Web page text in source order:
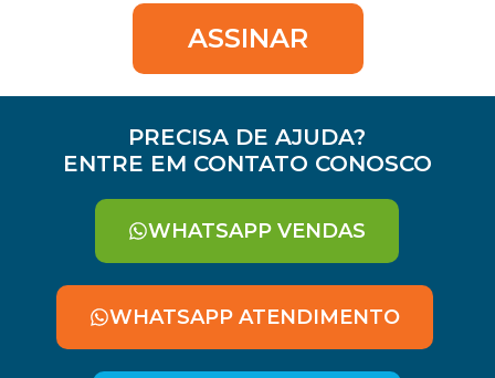
ASSINAR
PRECISA DE AJUDA?
ENTRE EM CONTATO CONOSCO
WHATSAPP VENDAS
WHATSAPP ATENDIMENTO